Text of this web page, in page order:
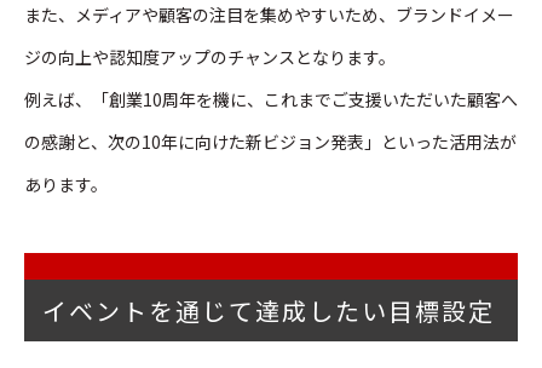
また、メディアや顧客の注目を集めやすいため、ブランドイメー
ジの向上や認知度アップのチャンスとなります。
例えば、「創業10周年を機に、これまでご支援いただいた顧客へ
の感謝と、次の10年に向けた新ビジョン発表」といった活用法が
あります。
イベントを通じて達成したい目標設定